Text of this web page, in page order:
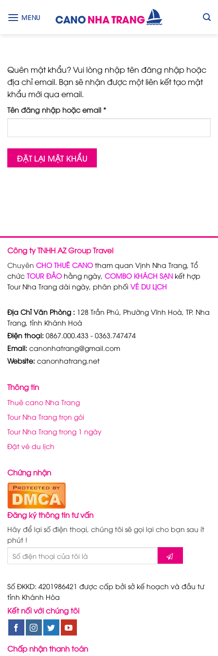
MENU
Quên mật khẩu? Vui lòng nhập tên đăng nhập hoặc
địa chỉ email. Bạn sẽ nhận được một liên kết tạo mật
khẩu mới qua email.
Tên đăng nhập hoặc email *Bắt
buộc
ĐẶT LẠI MẬT KHẨU
Công ty TNHH AZ Group Travel
Chuyên CHO THUÊ CANO tham quan Vịnh Nha Trang, Tổ
chức TOUR ĐẢO hằng ngày, COMBO KHÁCH SẠN kết hợp
Tour Nha Trang dài ngày, phân phối VÉ DU LỊCH
Địa Chỉ Văn Phòng : 128 Trần Phú, Phường Vĩnh Hoà, TP. Nha
Trang, tỉnh Khánh Hoà
Điện thoại: 0867.000.433 - 0363.747474
Email: canonhatrang@gmail.com
Website: canonhatrang.net
Thông tin
Thuê cano Nha Trang
Tour Nha Trang trọn gói
Tour Nha Trang trong 1 ngày
Đặt vé du lịch
Chứng nhận
Đăng ký thông tin tư vấn
Hãy để lại số điện thoại, chúng tôi sẽ gọi lại cho bạn sau ít
phút !
Số ĐKKD: 4201986421 được cấp bởi sở kế hoạch và đầu tư
tỉnh Khánh Hòa
Kết nối với chúng tôi
Chấp nhận thanh toán